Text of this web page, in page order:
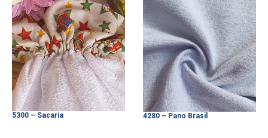
5300 – Sacaria 4280 – Pano Brasil